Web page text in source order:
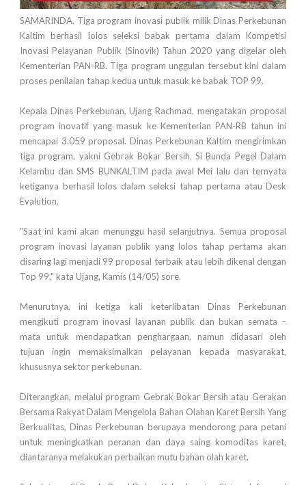
SAMARINDA. Tiga program inovasi publik milik Dinas Perkebunan
Kaltim berhasil lolos seleksi babak pertama dalam Kompetisi
Inovasi Pelayanan Publik (Sinovik) Tahun 2020 yang digelar oleh
Kementerian PAN-RB. Tiga program unggulan tersebut kini dalam
proses penilaian tahap kedua untuk masuk ke babak TOP 99.
Kepala Dinas Perkebunan, Ujang Rachmad, mengatakan proposal
program inovatif yang masuk ke Kementerian PAN-RB tahun ini
mencapai 3.059 proposal. Dinas Perkebunan Kaltim mengirimkan
tiga program, yakni Gebrak Bokar Bersih, Si Bunda Pegel Dalam
Kelambu dan SMS BUNKALTIM pada awal Mei lalu dan ternyata
ketiganya berhasil lolos dalam seleksi tahap pertama atau Desk
Evalution.
"Saat ini kami akan menunggu hasil selanjutnya. Semua proposal
program inovasi layanan publik yang lolos tahap pertama akan
disaring lagi menjadi 99 proposal terbaik atau lebih dikenal dengan
Top 99," kata Ujang, Kamis (14/05) sore.
Menurutnya, ini ketiga kali keterlibatan Dinas Perkebunan
mengikuti program inovasi layanan publik dan bukan semata –
mata untuk mendapatkan penghargaan, namun didasari oleh
tujuan ingin memaksimalkan pelayanan kepada masyarakat,
khususnya sektor perkebunan.
Diterangkan, melalui program Gebrak Bokar Bersih atau Gerakan
Bersama Rakyat Dalam Mengelola Bahan Olahan Karet Bersih Yang
Berkualitas, Dinas Perkebunan berupaya mendorong para petani
untuk meningkatkan peranan dan daya saing komoditas karet,
diantaranya melakukan perbaikan mutu bahan olah karet.